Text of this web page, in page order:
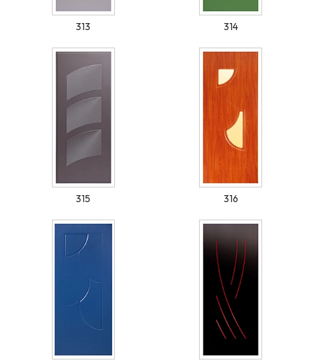
313 314
315 316